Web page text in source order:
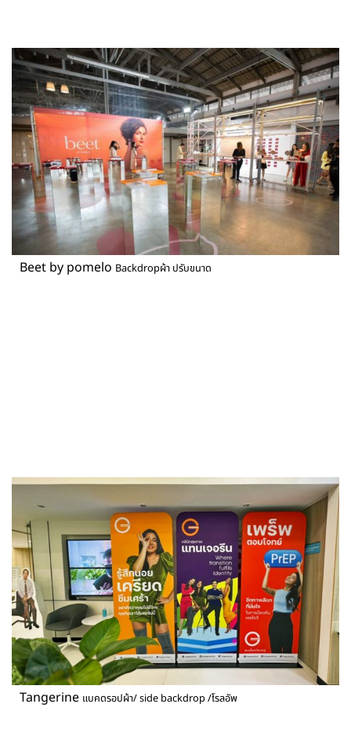
Beet by pomelo Backdropผ้า ปรับขนาด
Tangerine แบคดรอปผ้า/ side backdrop /โรลอัพ